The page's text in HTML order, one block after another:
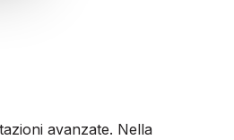
avanzate. Nella